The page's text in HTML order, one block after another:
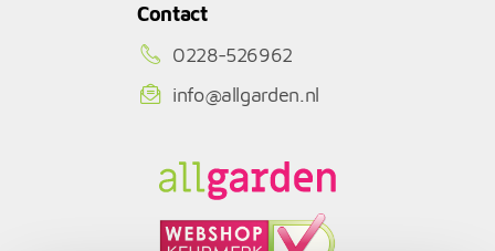
Contact
0228-526962
info@allgarden.nl